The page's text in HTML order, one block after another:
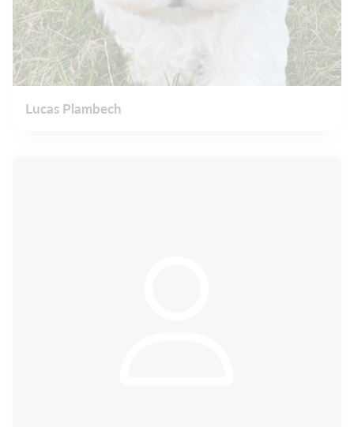
Lucas Plambech